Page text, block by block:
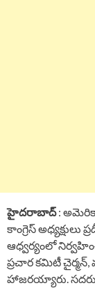
హైదరాబాద్:
కాంగ్రెస్ అధ్యక్షులు
ఆధ్వర్యంలో
ప్రచార కమిటీ
హాజరయ్యారు.